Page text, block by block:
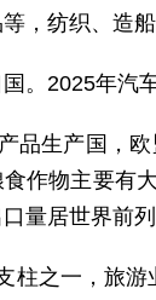
，纺织、造
。2025年汽
品生产国，
作物主要有
量居世界前
柱之一，旅